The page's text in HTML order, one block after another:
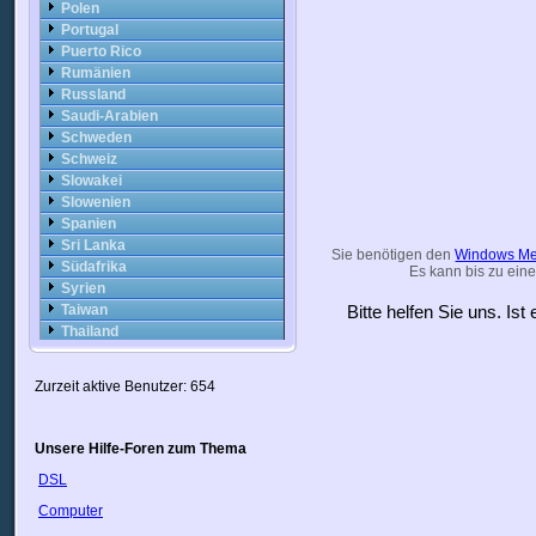
Polen
Portugal
Puerto Rico
Rumänien
Russland
Saudi-Arabien
Schweden
Schweiz
Slowakei
Slowenien
Spanien
Sri Lanka
Südafrika
Syrien
Taiwan
Thailand
Trinidad
Türkei
Ungarn
USA
Usbekistan
Sie benötigen denWindows
Es kann bis zu
Bitte helfen Sie uns.
Zurzeit aktive Benutzer: 654
Unsere Hilfe-Foren zum Thema
DSL
Computer